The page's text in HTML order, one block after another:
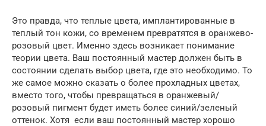
Это правда, что теплые цвета, имплантированные в
теплый тон кожи, со временем превратятся в оранжево-
розовый цвет. Именно здесь возникает понимание
теории цвета. Ваш постоянный мастер должен быть в
состоянии сделать выбор цвета, где это необходимо. То
же самое можно сказать о более прохладных цветах,
вместо того, чтобы превращаться в оранжевый/
розовый пигмент будет иметь более синий/зеленый
оттенок. Хотя если ваш постоянный мастер хорошо